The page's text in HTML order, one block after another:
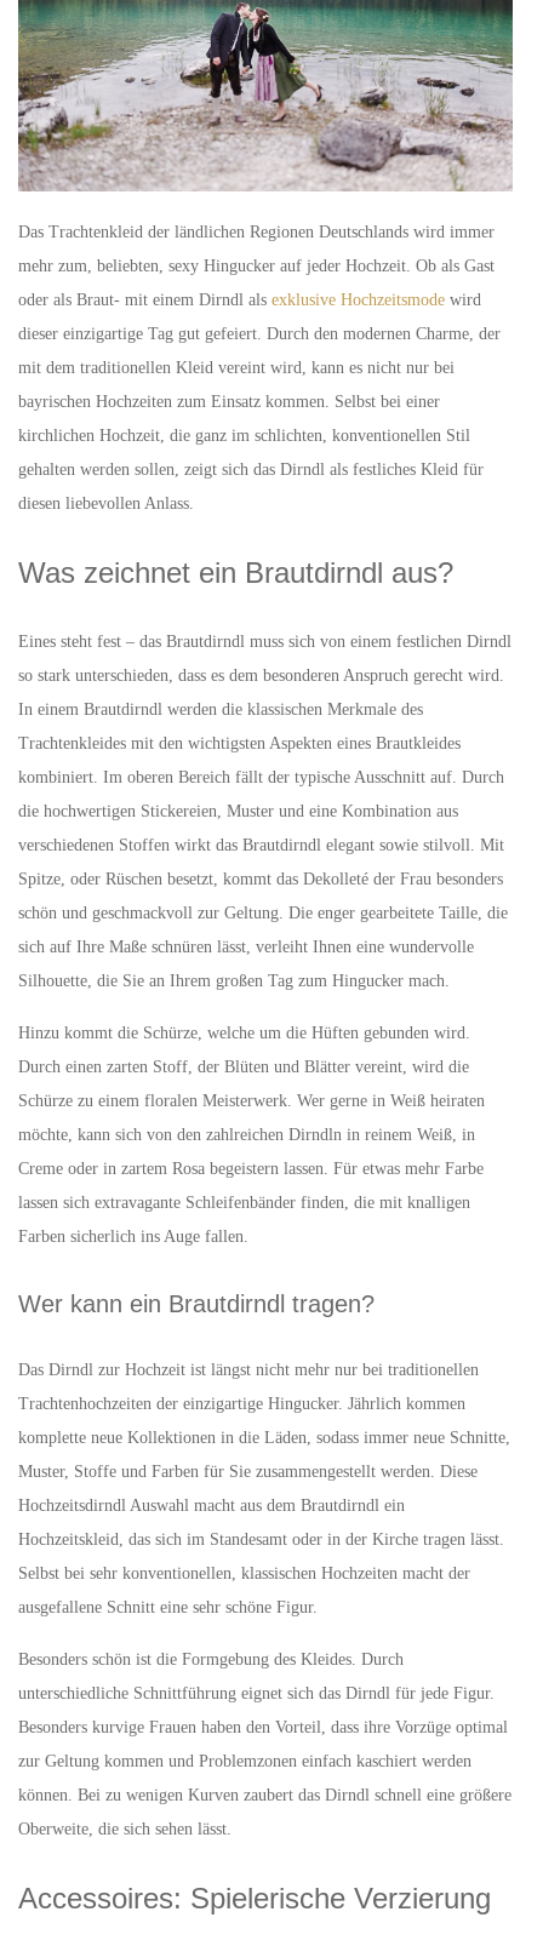
Das Trachtenkleid der ländlichen Regionen Deutschlands wird immer
mehr zum, beliebten, sexy Hingucker auf jeder Hochzeit. Ob als Gast
oder als Braut- mit einem Dirndl als exklusive Hochzeitsmode wird
dieser einzigartige Tag gut gefeiert. Durch den modernen Charme, der
mit dem traditionellen Kleid vereint wird, kann es nicht nur bei
bayrischen Hochzeiten zum Einsatz kommen. Selbst bei einer
kirchlichen Hochzeit, die ganz im schlichten, konventionellen Stil
gehalten werden sollen, zeigt sich das Dirndl als festliches Kleid für
diesen liebevollen Anlass.
Was zeichnet ein Brautdirndl aus?
Eines steht fest – das Brautdirndl muss sich von einem festlichen Dirndl
so stark unterschieden, dass es dem besonderen Anspruch gerecht wird.
In einem Brautdirndl werden die klassischen Merkmale des
Trachtenkleides mit den wichtigsten Aspekten eines Brautkleides
kombiniert. Im oberen Bereich fällt der typische Ausschnitt auf. Durch
die hochwertigen Stickereien, Muster und eine Kombination aus
verschiedenen Stoffen wirkt das Brautdirndl elegant sowie stilvoll. Mit
Spitze, oder Rüschen besetzt, kommt das Dekolleté der Frau besonders
schön und geschmackvoll zur Geltung. Die enger gearbeitete Taille, die
sich auf Ihre Maße schnüren lässt, verleiht Ihnen eine wundervolle
Silhouette, die Sie an Ihrem großen Tag zum Hingucker mach.
Hinzu kommt die Schürze, welche um die Hüften gebunden wird.
Durch einen zarten Stoff, der Blüten und Blätter vereint, wird die
Schürze zu einem floralen Meisterwerk. Wer gerne in Weiß heiraten
möchte, kann sich von den zahlreichen Dirndln in reinem Weiß, in
Creme oder in zartem Rosa begeistern lassen. Für etwas mehr Farbe
lassen sich extravagante Schleifenbänder finden, die mit knalligen
Farben sicherlich ins Auge fallen.
Wer kann ein Brautdirndl tragen?
Das Dirndl zur Hochzeit ist längst nicht mehr nur bei traditionellen
Trachtenhochzeiten der einzigartige Hingucker. Jährlich kommen
komplette neue Kollektionen in die Läden, sodass immer neue Schnitte,
Muster, Stoffe und Farben für Sie zusammengestellt werden. Diese
Hochzeitsdirndl Auswahl macht aus dem Brautdirndl ein
Hochzeitskleid, das sich im Standesamt oder in der Kirche tragen lässt.
Selbst bei sehr konventionellen, klassischen Hochzeiten macht der
ausgefallene Schnitt eine sehr schöne Figur.
Besonders schön ist die Formgebung des Kleides. Durch
unterschiedliche Schnittführung eignet sich das Dirndl für jede Figur.
Besonders kurvige Frauen haben den Vorteil, dass ihre Vorzüge optimal
zur Geltung kommen und Problemzonen einfach kaschiert werden
können. Bei zu wenigen Kurven zaubert das Dirndl schnell eine größere
Oberweite, die sich sehen lässt.
Accessoires: Spielerische Verzierung